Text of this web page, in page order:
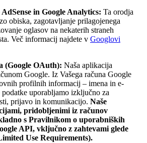
in Google Analytics: Ta orodja
obiska, zagotavljanje prilagojenega
oglasov na nekaterih straneh
Več informacij najdete v Googlovi
(Google OAuth): Naša aplikacija
Google. Iz Vašega računa Google
profilnih informacij – imena in e-
podatke uporabljamo izključno za
prijavo in komunikacijo. Naše
pridobljenimi iz računov
s Pravilnikom o uporabniških
API, vključno z zahtevami glede
Use Requirements).